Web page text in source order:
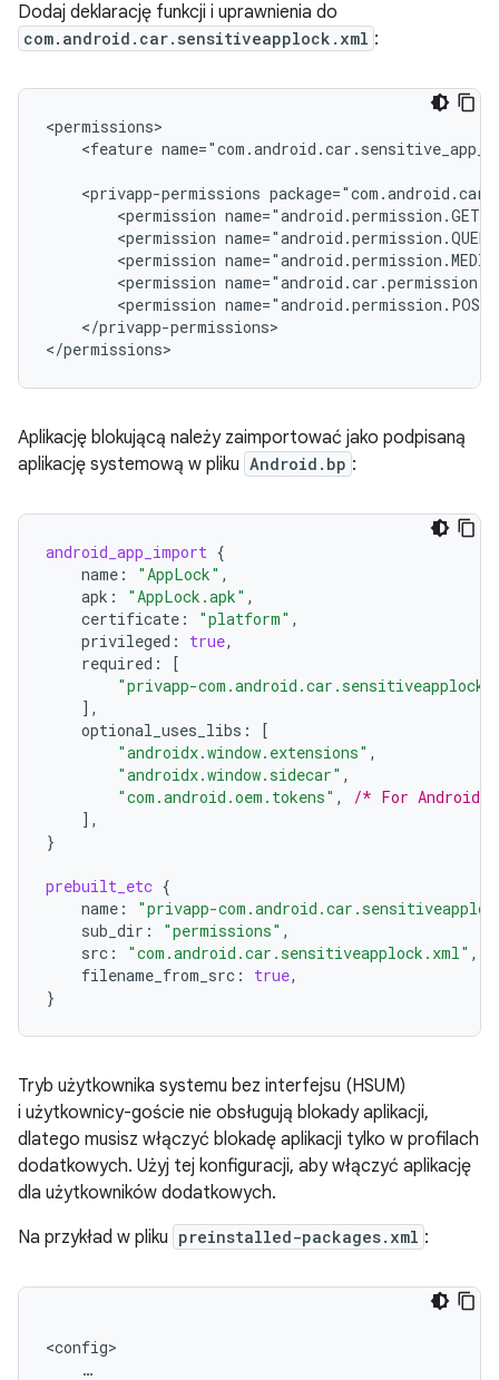
Dodaj deklarację funkcji i uprawnienia do
com.android.car.sensitiveapplock.xml :
<feature
<privapp-permissions
<permission
<permission
<permission
<permission
<permission
</privapp-permissions>
Aplikację blokującą należy zaimportować jako podpisaną
aplikację systemową w pliku Android.bp :
android_app_import {
name : "AppLock" ,
apk : "AppLock.apk" ,
certificate : "platform" ,
privileged : true,
required :
[
"privapp-com.android.car.sensitiveapplock"
],
optional_uses_libs :
[
"androidx.window.extensions" ,
"androidx.window.sidecar" ,
"com.android.oem.tokens" ,
/* For Android
],
}
prebuilt_etc {
name :
"privapp-
sub_dir : "permissions" ,
src : "com.android.car.sensitiveapplock.xml" ,
filename_from_src : true,
}
Tryb użytkownika systemu bez interfejsu (HSUM)
i użytkownicy-goście nie obsługują blokady aplikacji,
dlatego musisz włączyć blokadę aplikacji tylko w profilach
dodatkowych. Użyj tej konfiguracji, aby włączyć aplikację
dla użytkowników dodatkowych.
Na przykład w pliku preinstalled-packages.xml :